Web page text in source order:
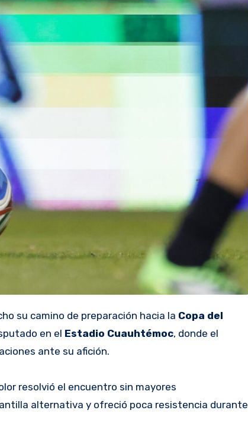
su camino de preparación hacia la Copa del
en el Estadio Cuauhtémoc, donde el
ante su afición.
resolvió el encuentro sin mayores
alternativa y ofreció poca resistencia durante